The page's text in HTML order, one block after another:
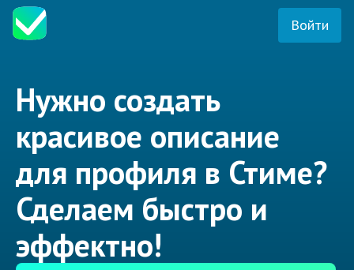
Войти
Нужно создать
красивое описание
для профиля в Стиме?
Сделаем быстро и
эффектно!